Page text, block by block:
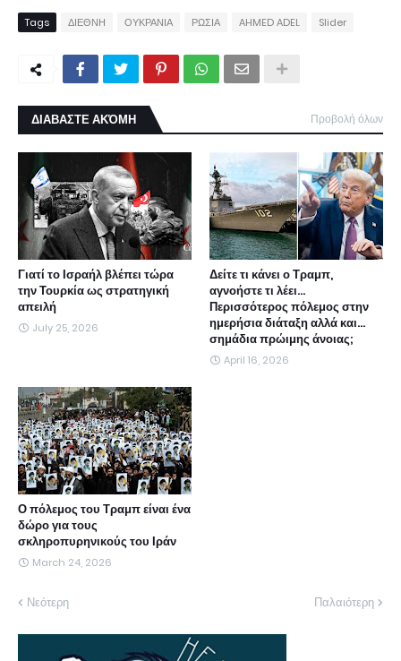
Tags ΔΙΕΘΝΗ ΟΥΚΡΑΝΙΑ ΡΩΣΙΑ AHMED ADEL Slider
ΔΙΑΒΑΣΤΕ ΑΚΌΜΗ Προβολή όλων
Γιατί το Ισραήλ βλέπει τώρα
την Τουρκία ως στρατηγική
απειλή
July 25, 2026
Δείτε τι κάνει ο Τραμπ,
αγνοήστε τι λέει...
Περισσότερος πόλεμος στην
ημερήσια διάταξη αλλά και...
σημάδια πρώιμης άνοιας;
April 16, 2026
Ο πόλεμος του Τραμπ είναι ένα
δώρο για τους
σκληροπυρηνικούς του Ιράν
March 24, 2026
Νεότερη Παλαιότερη